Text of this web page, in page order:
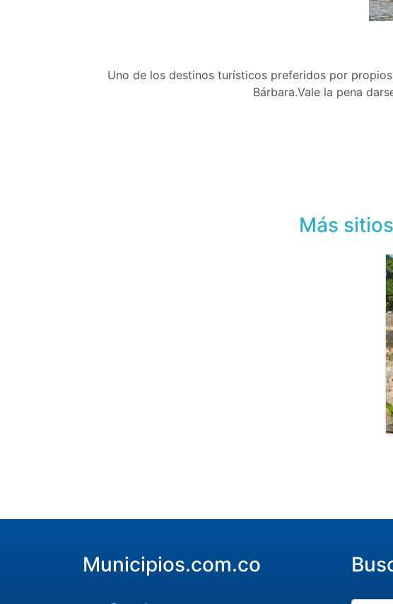
Uno de los destinos turísticos preferidos por
Bárbara.Vale la pena
Más
Municipios.com.co